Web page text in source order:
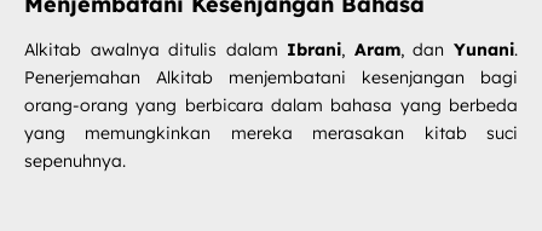
Alkitab awalnya ditulis dalam Ibrani, Aram, danYunani.
Penerjemahan Alkitab menjembatani kesenjangan bagi
orang-orang yang berbicara dalam bahasa yang berbeda
yang memungkinkan mereka merasakan kitab suci
sepenuhnya.